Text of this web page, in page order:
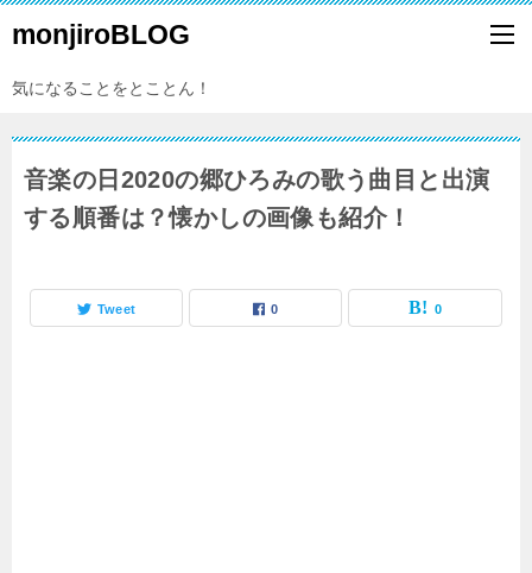
monjiroBLOG
気になることをとことん！
音楽の日2020の郷ひろみの歌う曲目と出演
する順番は？懐かしの画像も紹介！
Tweet 0 0